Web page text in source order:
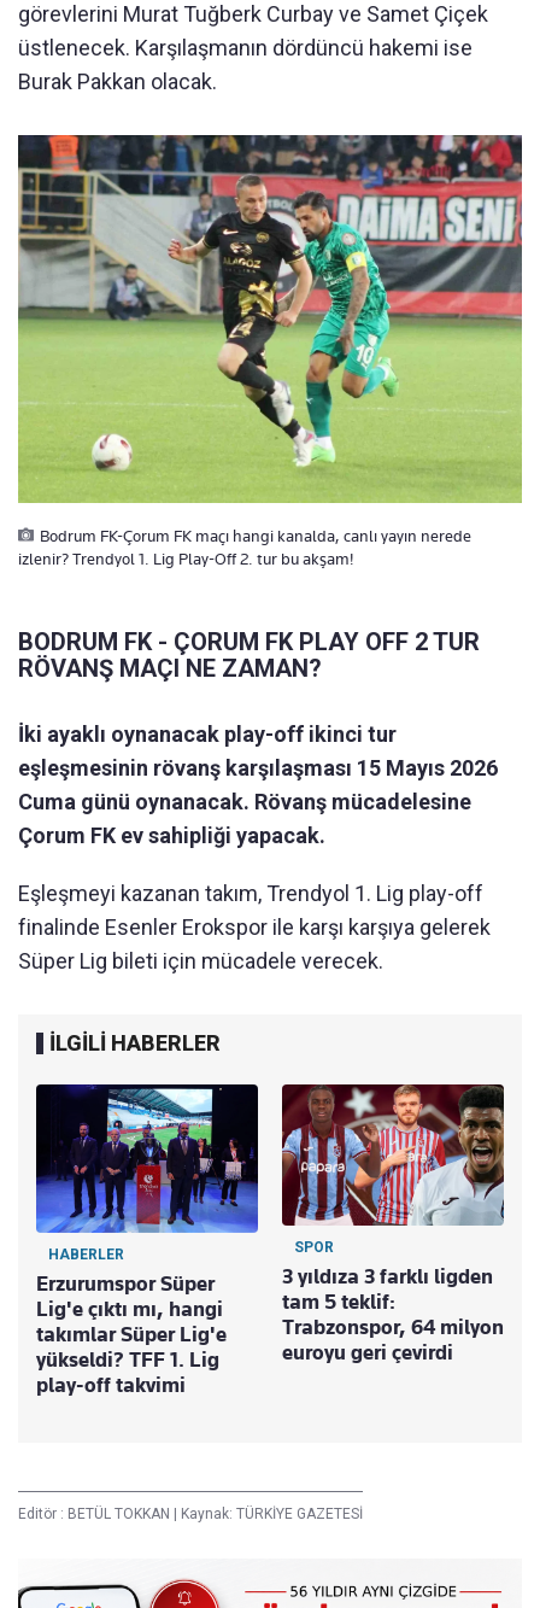
görevlerini Murat Tuğberk Curbay ve Samet Çiçek
üstlenecek. Karşılaşmanın dördüncü hakemi ise
Burak Pakkan olacak.
Bodrum FK-Çorum FK maçı hangi kanalda, canlı yayın nerede
izlenir? Trendyol 1. Lig Play-Off 2. tur bu akşam!
BODRUM FK - ÇORUM FK PLAY OFF 2 TUR
RÖVANŞ MAÇI NE ZAMAN?
İki ayaklı oynanacak play-off ikinci tur
eşleşmesinin rövanş karşılaşması 15 Mayıs 2026
Cuma günü oynanacak. Rövanş mücadelesine
Çorum FK ev sahipliği yapacak.
Eşleşmeyi kazanan takım, Trendyol 1. Lig play-off
finalinde Esenler Erokspor ile karşı karşıya gelerek
Süper Lig bileti için mücadele verecek.
İLGİLİ HABERLER
HABERLER
Erzurumspor Süper
Lig'e çıktı mı, hangi
takımlar Süper Lig'e
yükseldi? TFF 1. Lig
play-off takvimi
SPOR
3 yıldıza 3 farklı ligden
tam 5 teklif:
Trabzonspor, 64 milyon
euroyu geri çevirdi
Editör : BETÜL TOKKAN Kaynak: TÜRKİYE GAZETESİ